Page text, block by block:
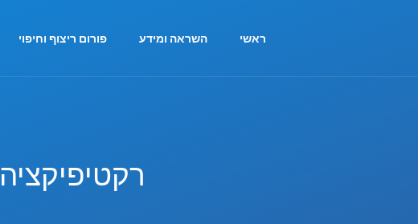
ראשי השראה ומידע פורום ריצוף וחיפוי
רקטיפיקציה